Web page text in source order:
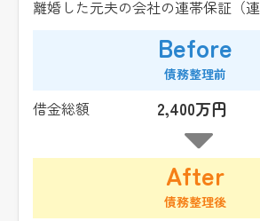
離婚した元夫の会社の連帯保証（連
Before
債務整理前
借金総額 2,400万円
After
債務整理後